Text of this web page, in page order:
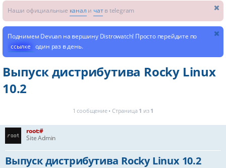
Наши официальные канал и чатв telegram
Поднимем Devuan на вершину Distrowatch! Просто перейдите по
ссылке один раз в день.
Выпуск дистрибутива Rocky Linux
10.2
1 сообщение • Страница 1 из 1
root:#
Site Admin
Выпуск дистрибутива Rocky Linux 10.2